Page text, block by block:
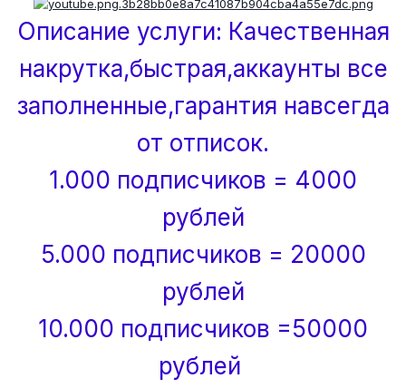
Описание услуги: Качественная
накрутка,быстрая,аккаунты все
заполненные,гарантия навсегда
от отписок.
1.000 подписчиков = 4000
рублей
5.000 подписчиков = 20000
рублей
10.000 подписчиков =50000
рублей